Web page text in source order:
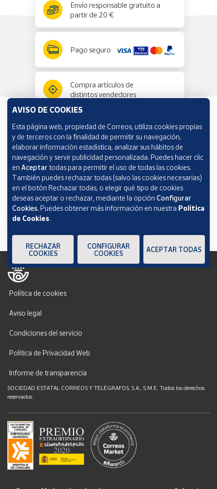
Envío responsable gratuito a
partir de 20 €
Pago seguro
Compra artículos de
distintos vendedores
Información y ayuda
Correos Market
Política de cookies
Aviso legal
Condiciones del servicio
Política de Privacidad Web
Informe de transparencia
SOCIEDAD ESTATAL CORREOS Y TELÉGRAFOS, S.A., S.M.E. Todos los derechos
reservados.
AVISO DE COOKIES
Esta página web, propiedad de Correos, utiliza cookies propias
y de terceros con la finalidad de permitir su navegación,
elaborar información estadística, analizar sus hábitos de
navegación y servir publicidad personalizada. Puedes hacer clic
en Aceptar todas para permitir el uso de todas las cookies.
También puedes rechazar todas (salvo las cookies necesarias)
en el botón Rechazar todas, o elegir qué tipo de cookies
deseas aceptar o rechazar, mediante la opción Configurar
Cookies.Puedes obtener más información en nuestra Política
de Cookies.
RECHAZAR
COOKIES
CONFIGURAR
COOKIES
ACEPTAR TODAS